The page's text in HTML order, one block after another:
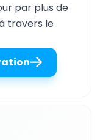
par plus de
travers le